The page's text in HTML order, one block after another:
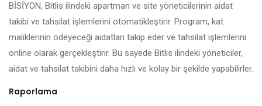
BİSİYON, Bitlis ilindeki apartman ve site yöneticilerinin aidat
takibi ve tahsilat işlemlerini otomatikleştirir. Program, kat
maliklerinin ödeyeceği aidatları takip eder ve tahsilat işlemlerini
online olarak gerçekleştirir. Bu sayede Bitlis ilindeki yöneticiler,
aidat ve tahsilat takibini daha hızlı ve kolay bir şekilde yapabilirler.
Raporlama